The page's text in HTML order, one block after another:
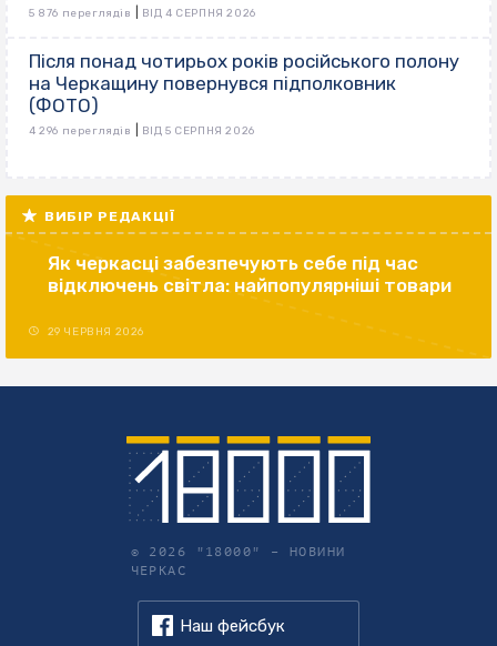
5 876 переглядів ВІД 4 СЕРПНЯ 2026
Після понад чотирьох років російського полону
на Черкащину повернувся підполковник
(ФОТО)
4 296 переглядів ВІД 5 СЕРПНЯ 2026
ВИБІР РЕДАКЦІЇ
Як черкасці забезпечують себе під час
відключень світла: найпопулярніші товари
29 ЧЕРВНЯ 2026
© 2026 "18000" – НОВИНИ
ЧЕРКАС
Наш фейсбук